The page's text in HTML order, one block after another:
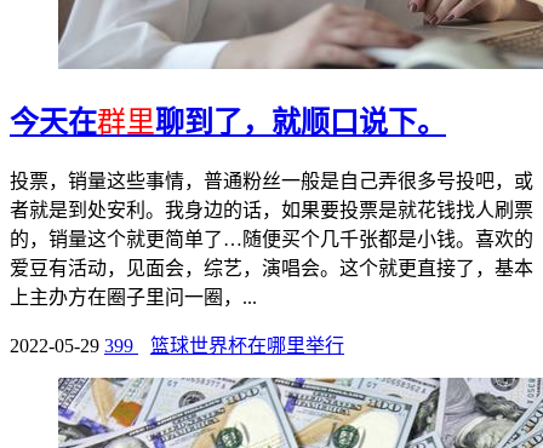
今天在群里聊到了，就顺口说下。
投票，销量这些事情，普通粉丝一般是自己弄很多号投吧，或
者就是到处安利。我身边的话，如果要投票是就花钱找人刷票
的，销量这个就更简单了…随便买个几千张都是小钱。喜欢的
爱豆有活动，见面会，综艺，演唱会。这个就更直接了，基本
上主办方在圈子里问一圈，...
2022-05-29 399 篮球世界杯在哪里举行